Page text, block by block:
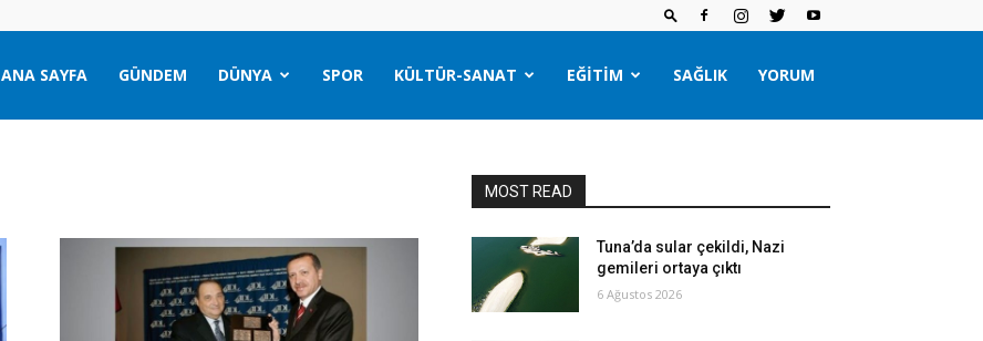
ANA SAYFA GÜNDEM DÜNYA SPOR KÜLTÜR-SANAT EĞITIM SAĞLIK YORUM
MOST READ
Tuna’da sular çekildi, Nazi
gemileri ortaya çıktı
6 Ağustos 2026